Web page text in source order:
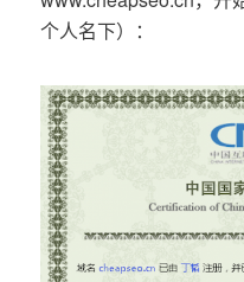
个人名下）：